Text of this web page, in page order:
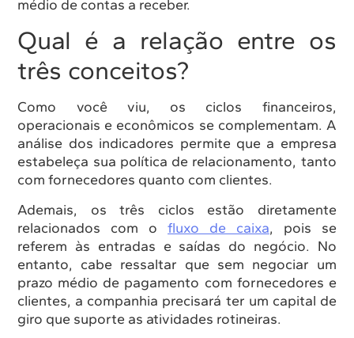
médio de contas a receber.
Qual é a relação entre os
três conceitos?
Como você viu, os ciclos financeiros,
operacionais e econômicos se complementam. A
análise dos indicadores permite que a empresa
estabeleça sua política de relacionamento, tanto
com fornecedores quanto com clientes.
Ademais, os três ciclos estão diretamente
relacionados com ofluxo de caixa, pois se
referem às entradas e saídas do negócio. No
entanto, cabe ressaltar que sem negociar um
prazo médio de pagamento com fornecedores e
clientes, a companhia precisará ter um capital de
giro que suporte as atividades rotineiras.